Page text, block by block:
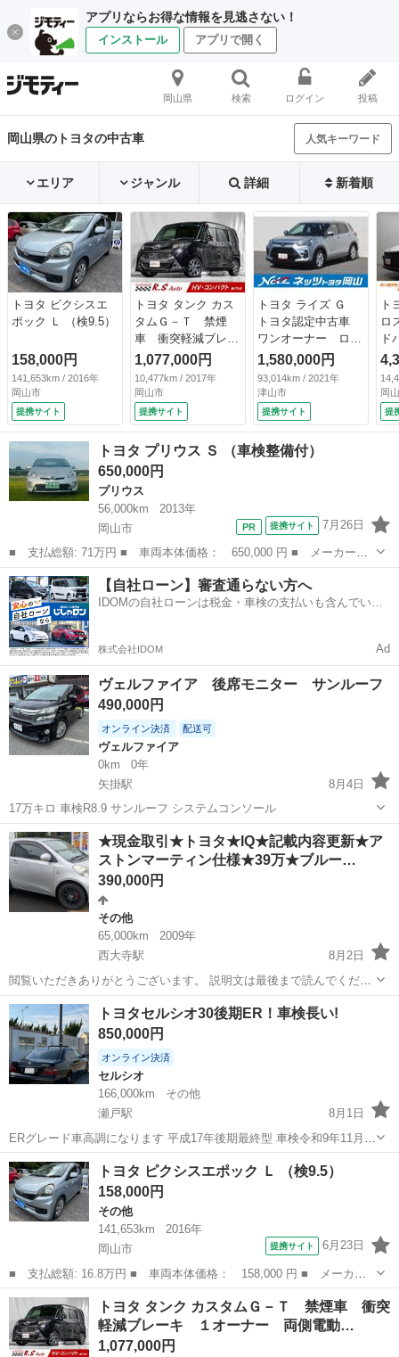
アプリならお得な情報を見逃さない！
インストール アプリで開く
岡山県 検索 ログイン 投稿
岡山県のトヨタの中古車 人気キーワード
エリア ジャンル 詳細 新着順
トヨタ ピクシスエ
ポック Ｌ （検9.5）
158,000円
141,653km / 2016年
岡山市
提携サイト
トヨタ タンク カス
タムＧ－Ｔ 禁煙
車 衝突軽減ブレー
キ １オーナー 両
側電動スライドド
ア ９型ナビＴＶ
全方位カメラ ＥＴ
Ｃ ターボ付き ク
ルコン アイドリン
グストップ ＣＤ／
ＤＶＤ Ｂｌｕｅｔ
ｏｏｔｈ接続 フル
セグ スマートキー
1,077,000円
10,477km / 2017年
岡山市
提携サイト
トヨタ ライズ Ｇ
トヨタ認定中古車
ワンオーナー ロン
グラン保証１年付
メモリーナビ ＤＶ
Ｄ再生 バックカメ
ラ ブラインドスポ
ットモニター 衝突
被害軽減システム
ドラレコ ＬＥＤヘ
1,580,000円
93,014km / 2021年
津山市
提携サイト
ト
ロ
ド
パ
Ｄ
リ
ッ
可
岡
提
トヨタ プリウス Ｓ （車検整備付）
650,000円
プリウス
56,000km
2013年
岡山市
提携サイト 7月26日
■ 支払総額: 71万円 ■ 車両本体価格： 650,000 円 ■ メーカー
名： トヨタ ■ 車種名： プリウス ■ グレード名： Ｓ ■ 排気
量： 1800cc ■ ドア枚数： 5D ■ ミッション： CVT ■ 店舗...
岡山 岡山市 プリウス 車両
【自社ローン】審査通らない方へ
IDOMの自社ローンは税金・車検の支払いも含んでいる
株式会社IDOM Ad
ヴェルファイア 後席モニター サンルーフ
490,000円
オンライン決済 配送可
ヴェルファイア
0km
0年
矢掛駅
8月4日
17万キロ 車検R8.9 サンルーフ システムコンソール
岡山 小田郡 矢掛駅 ヴェルファイア サンルーフ
★現金取引★トヨタ★IQ★記載内容更新★ア
ストンマーティン仕様★39万★ブルー…
390,000円
その他
65,000km
2009年
西大寺駅
8月2日
閲覧いただきありがとうございます。 説明文は最後まで読んでくださ
い。宜しくお願いいたします。 トヨタ ★IQ ★アストンマーティン仕
様 ★39万 ★ブルートゥース ★ナビ ★バックカメラ ★２１年式...
岡山 岡山市 西大寺駅 その他 アストンマーティン
トヨタセルシオ30後期ER！車検長い!
850,000円
オンライン決済
セルシオ
166,000km
その他
瀬戸駅
8月1日
ERグレード車高調になります 平成17年後期最終型 車検令和9年11月ま
で❗️ サンルーフ カワシート(破れあります) エアロ付き リアテールスモ
ーク シートヒーター「クーラー」付き 社外ホイール リサイクル別
岡山 赤磐市 瀬戸駅 後期
トヨタ ピクシスエポック Ｌ （検9.5）
158,000円
その他
141,653km
2016年
岡山市
提携サイト 6月23日
■ 支払総額: 16.8万円 ■ 車両本体価格： 158,000 円 ■ メーカー
名： トヨタ ■ 車種名： ピクシスエポック ■ グレード名： Ｌ
■ 排気量： 660cc ■ ドア枚数： 5D ■ ミッション： CVT...
岡山 岡山市 その他
トヨタ タンク カスタムＧ－Ｔ 禁煙車 衝突
軽減ブレーキ １オーナー 両側電動…
1,077,000円